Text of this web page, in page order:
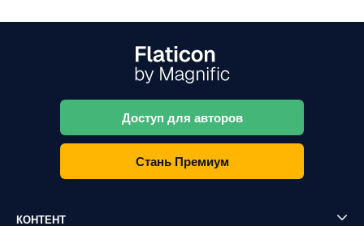
Доступ для авторов
Стань Премиум
КОНТЕНТ